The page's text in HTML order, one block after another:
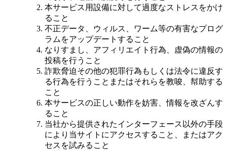
本サービス用設備に対して過度なストレスをかけ
ること
不正データ、ウィルス、ワーム等の有害なプログ
ラムをアップデートすること
なりすまし、アフィリエイト行為、虚偽の情報の
投稿を行うこと
詐欺脅迫その他の犯罪行為もしくは法令に違反す
る行為を行うことまたはそれらを教唆、幇助する
こと
本サービスの正しい動作を妨害、情報を改ざんす
ること
当社から提供されたインターフェース以外の手段
により当サイトにアクセスすること、またはアク
セスを試みること